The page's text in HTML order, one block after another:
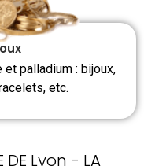
et palladium : bijoux,
etc.
DE Lyon - LA